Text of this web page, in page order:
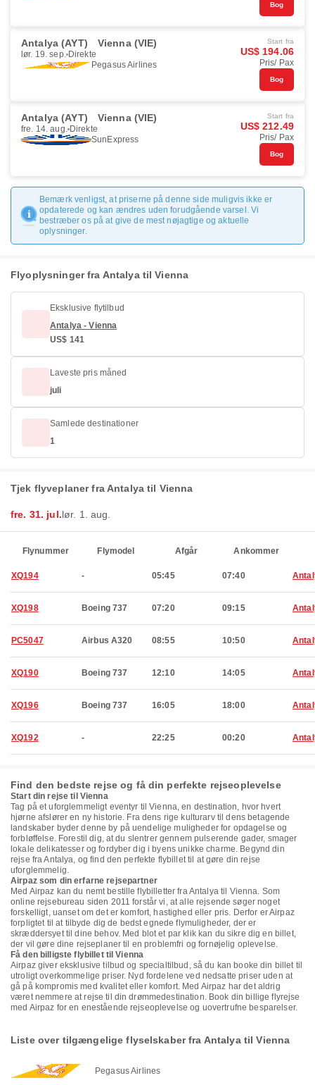
Bog
Antalya (AYT) Vienna (VIE)
lør. 19. sep. Direkte
Pegasus Airlines
Start fra
US$ 194.06
Pris/ Pax
Bog
Antalya (AYT) Vienna (VIE)
fre. 14. aug. Direkte
SunExpress
Start fra
US$ 212.49
Pris/ Pax
Bog
Bemærk venligst, at priserne på denne side muligvis ikke er
opdaterede og kan ændres uden forudgående varsel. Vi
bestræber os på at give de mest nøjagtige og aktuelle
oplysninger.
Flyoplysninger fra Antalya til Vienna
Eksklusive flytilbud
Antalya - Vienna
US$ 141
Laveste pris måned
juli
Samlede destinationer
1
Tjek flyveplaner fra Antalya til Vienna
fre. 31. jul.lør. 1. aug.
Flynummer Flymodel Afgår Ankommer
XQ194 - 05:45 07:40
XQ198 Boeing 737 07:20 09:15
PC5047 Airbus A320 08:55 10:50
XQ190 Boeing 737 12:10 14:05
XQ196 Boeing 737 16:05 18:00
XQ192 - 22:25 00:20
Find den bedste rejse og få din perfekte rejseoplevelse
Start din rejse til Vienna
Tag på et uforglemmeligt eventyr til Vienna, en destination, hvor hvert
hjørne afslører en ny historie. Fra dens rige kulturarv til dens betagende
landskaber byder denne by på uendelige muligheder for opdagelse og
forbløffelse. Forestil dig, at du slentrer gennem pulserende gader, smager
lokale delikatesser og fordyber dig i byens unikke charme. Begynd din
rejse fra Antalya, og find den perfekte flybillet til at gøre din rejse
uforglemmelig.
Airpaz som din erfarne rejsepartner
Med Airpaz kan du nemt bestille flybilletter fra Antalya til Vienna. Som
online rejsebureau siden 2011 forstår vi, at alle rejsende søger noget
forskelligt, uanset om det er komfort, hastighed eller pris. Derfor er Airpaz
forpligtet til at tilbyde dig de bedst egnede flymuligheder, der er
skræddersyet til dine behov. Med blot et par klik kan du sikre dig en billet,
der vil gøre dine rejseplaner til en problemfri og fornøjelig oplevelse.
Få den billigste flybillet til Vienna
Airpaz giver eksklusive tilbud og specialtilbud, så du kan booke din billet til
utroligt overkommelige priser. Nyd fordelene ved nedsatte priser uden at
gå på kompromis med kvalitet eller komfort. Med Airpaz har det aldrig
været nemmere at rejse til din drømmedestination. Book din billige flyrejse
med Airpaz for en enestående rejseoplevelse og uovertrufne besparelser.
Liste over tilgængelige flyselskaber fra Antalya til Vienna
Pegasus Airlines